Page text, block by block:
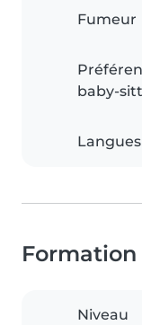
Fumeur
baby-
Niveau